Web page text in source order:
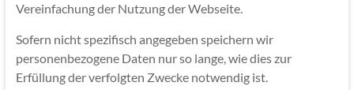
Vereinfachung der Nutzung der Webseite.
Sofern nicht spezifisch angegeben speichern wir
personenbezogene Daten nur so lange, wie dies zur
Erfüllung der verfolgten Zwecke notwendig ist.